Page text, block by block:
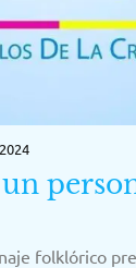
folklórico